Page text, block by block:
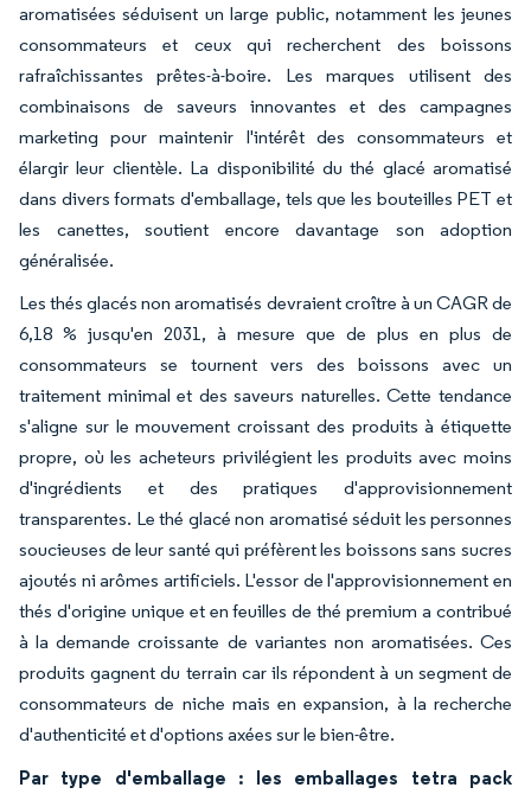
aromatisées séduisent un large public, notamment les jeunes
consommateurs et ceux qui recherchent des boissons
rafraîchissantes prêtes-à-boire. Les marques utilisent des
combinaisons de saveurs innovantes et des campagnes
marketing pour maintenir l'intérêt des consommateurs et
élargir leur clientèle. La disponibilité du thé glacé aromatisé
dans divers formats d'emballage, tels que les bouteilles PET et
les canettes, soutient encore davantage son adoption
généralisée.
Les thés glacés non aromatisés devraient croître à un CAGR de
6,18 % jusqu'en 2031, à mesure que de plus en plus de
consommateurs se tournent vers des boissons avec un
traitement minimal et des saveurs naturelles. Cette tendance
s'aligne sur le mouvement croissant des produits à étiquette
propre, où les acheteurs privilégient les produits avec moins
d'ingrédients et des pratiques d'approvisionnement
transparentes. Le thé glacé non aromatisé séduit les personnes
soucieuses de leur santé qui préfèrent les boissons sans sucres
ajoutés ni arômes artificiels. L'essor de l'approvisionnement en
thés d'origine unique et en feuilles de thé premium a contribué
à la demande croissante de variantes non aromatisées. Ces
produits gagnent du terrain car ils répondent à un segment de
consommateurs de niche mais en expansion, à la recherche
d'authenticité et d'options axées sur le bien-être.
Par type d'emballage : les emballages tetra pack